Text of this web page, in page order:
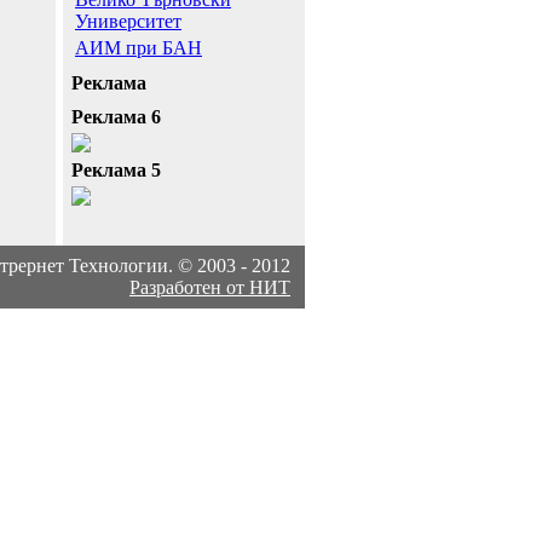
Университет
АИМ при БАН
Реклама
Реклама 6
Реклама 5
Технологии. © 2003 - 2012
Разработен от НИТ